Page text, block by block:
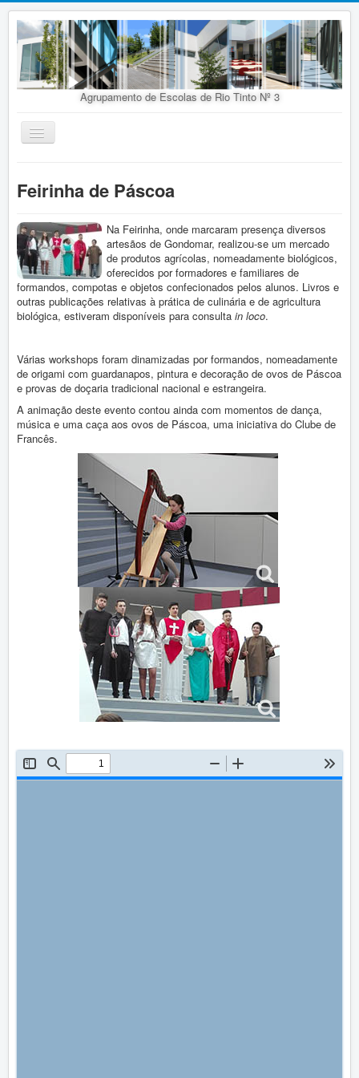
Agrupamento de Escolas de Rio Tinto Nº 3
Ativar/Desativar
navegação
Agrupamento
Organização
Doc. Orientadores
Oferta Educativa
Alunos
Vida Escolar
Contactos
Entrada
Destaques
Feirinha de Páscoa
Feirinha de Páscoa
Na Feirinha, onde marcaram presença diversos
artesãos de Gondomar, realizou-se um mercado
de produtos agrícolas, nomeadamente biológicos,
oferecidos por formadores e familiares de
formandos, compotas e objetos confecionados pelos alunos. Livros e
outras publicações relativas à prática de culinária e de agricultura
biológica, estiveram disponíveis para consulta in loco.
Várias workshops foram dinamizadas por formandos, nomeadamente
de origami com guardanapos, pintura e decoração de ovos de Páscoa
e provas de doçaria tradicional nacional e estrangeira.
A animação deste evento contou ainda com momentos de dança,
música e uma caça aos ovos de Páscoa, uma iniciativa do Clube de
Francês.